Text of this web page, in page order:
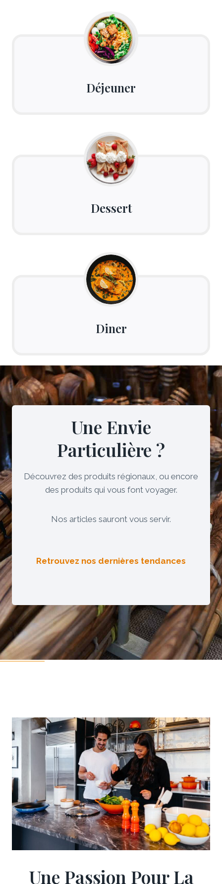
Déjeuner
Dessert
Diner
Une Envie
Particulière ?
Découvrez des produits régionaux, ou encore
des produits qui vous font voyager.
Nos articles sauront vous servir.
Retrouvez nos dernières tendances
Une Passion Pour La